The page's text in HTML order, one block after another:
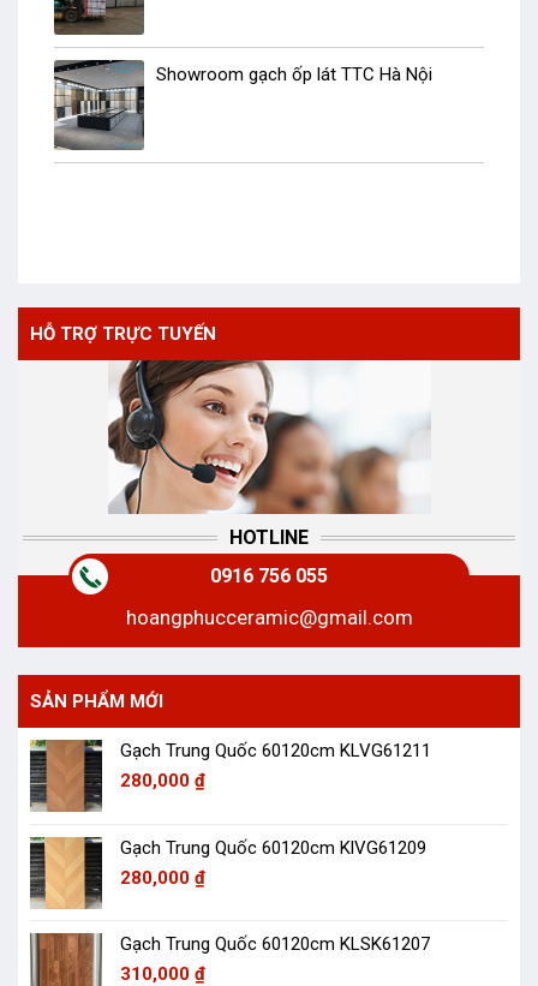
HỖ TRỢ TRỰC TUYẾN
HOTLINE
0916 756 055
hoangphucceramic@gmail.com
SẢN PHẨM MỚI
Gạch Trung Quốc 60120cm KLVG61211
280,000 ₫
Gạch Trung Quốc 60120cm KlVG61209
280,000 ₫
Gạch Trung Quốc 60120cm KLSK61207
310,000 ₫
Showroom gạch ốp lát TTC Hà Nội